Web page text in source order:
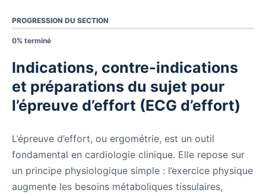
PROGRESSION DU SECTION
0% terminé
Indications, contre-indications
et préparations du sujet pour
l’épreuve d’effort (ECG d’effort)
L’épreuve d’effort, ou ergométrie, est un outil
fondamental en cardiologie clinique. Elle repose sur
un principe physiologique simple : l’exercice physique
augmente les besoins métaboliques tissulaires,